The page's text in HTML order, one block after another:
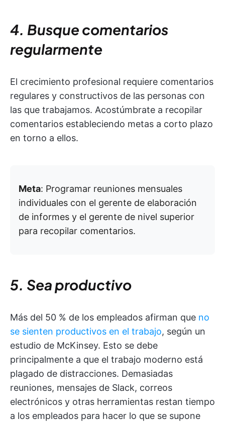
4. Busque comentarios
regularmente
El crecimiento profesional requiere comentarios
regulares y constructivos de las personas con
las que trabajamos. Acostúmbrate a recopilar
comentarios estableciendo metas a corto plazo
en torno a ellos.
Meta: Programar reuniones mensuales
individuales con el gerente de elaboración
de informes y el gerente de nivel superior
para recopilar comentarios.
5. Sea productivo
Más del 50 % de los empleados afirman que no
se sienten productivos en el trabajo, según un
estudio de McKinsey. Esto se debe
principalmente a que el trabajo moderno está
plagado de distracciones. Demasiadas
reuniones, mensajes de Slack, correos
electrónicos y otras herramientas restan tiempo
a los empleados para hacer lo que se supone